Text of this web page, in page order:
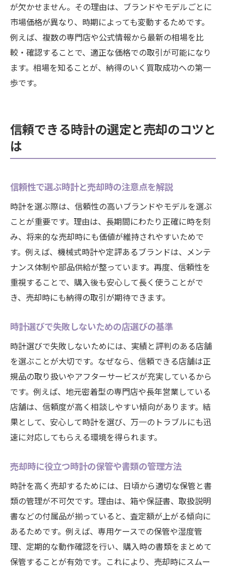
が欠かせません。その理由は、ブランドやモデルごとに
市場価格が異なり、時期によっても変動するためです。
例えば、複数の専門店や公式情報から最新の相場を比
較・確認することで、適正な価格での取引が可能になり
ます。相場を知ることが、納得のいく買取成功への第一
歩です。
信頼できる時計の選定と売却のコツと
は
信頼性で選ぶ時計と売却時の注意点を解説
時計を選ぶ際は、信頼性の高いブランドやモデルを選ぶ
ことが重要です。理由は、長期間にわたり正確に時を刻
み、将来的な売却時にも価値が維持されやすいためで
す。例えば、機械式時計や定評あるブランドは、メンテ
ナンス体制や部品供給が整っています。再度、信頼性を
重視することで、購入後も安心して長く使うことがで
き、売却時にも納得の取引が期待できます。
時計選びで失敗しないための店選びの基準
時計選びで失敗しないためには、実績と評判のある店舗
を選ぶことが大切です。なぜなら、信頼できる店舗は正
規品の取り扱いやアフターサービスが充実しているから
です。例えば、地元密着型の専門店や長年営業している
店舗は、信頼度が高く相談しやすい傾向があります。結
果として、安心して時計を選び、万一のトラブルにも迅
速に対応してもらえる環境を得られます。
売却時に役立つ時計の保管や書類の管理方法
時計を高く売却するためには、日頃から適切な保管と書
類の管理が不可欠です。理由は、箱や保証書、取扱説明
書などの付属品が揃っていると、査定額が上がる傾向に
あるためです。例えば、専用ケースでの保管や湿度管
理、定期的な動作確認を行い、購入時の書類をまとめて
保管することが有効です。これにより、売却時にスムー